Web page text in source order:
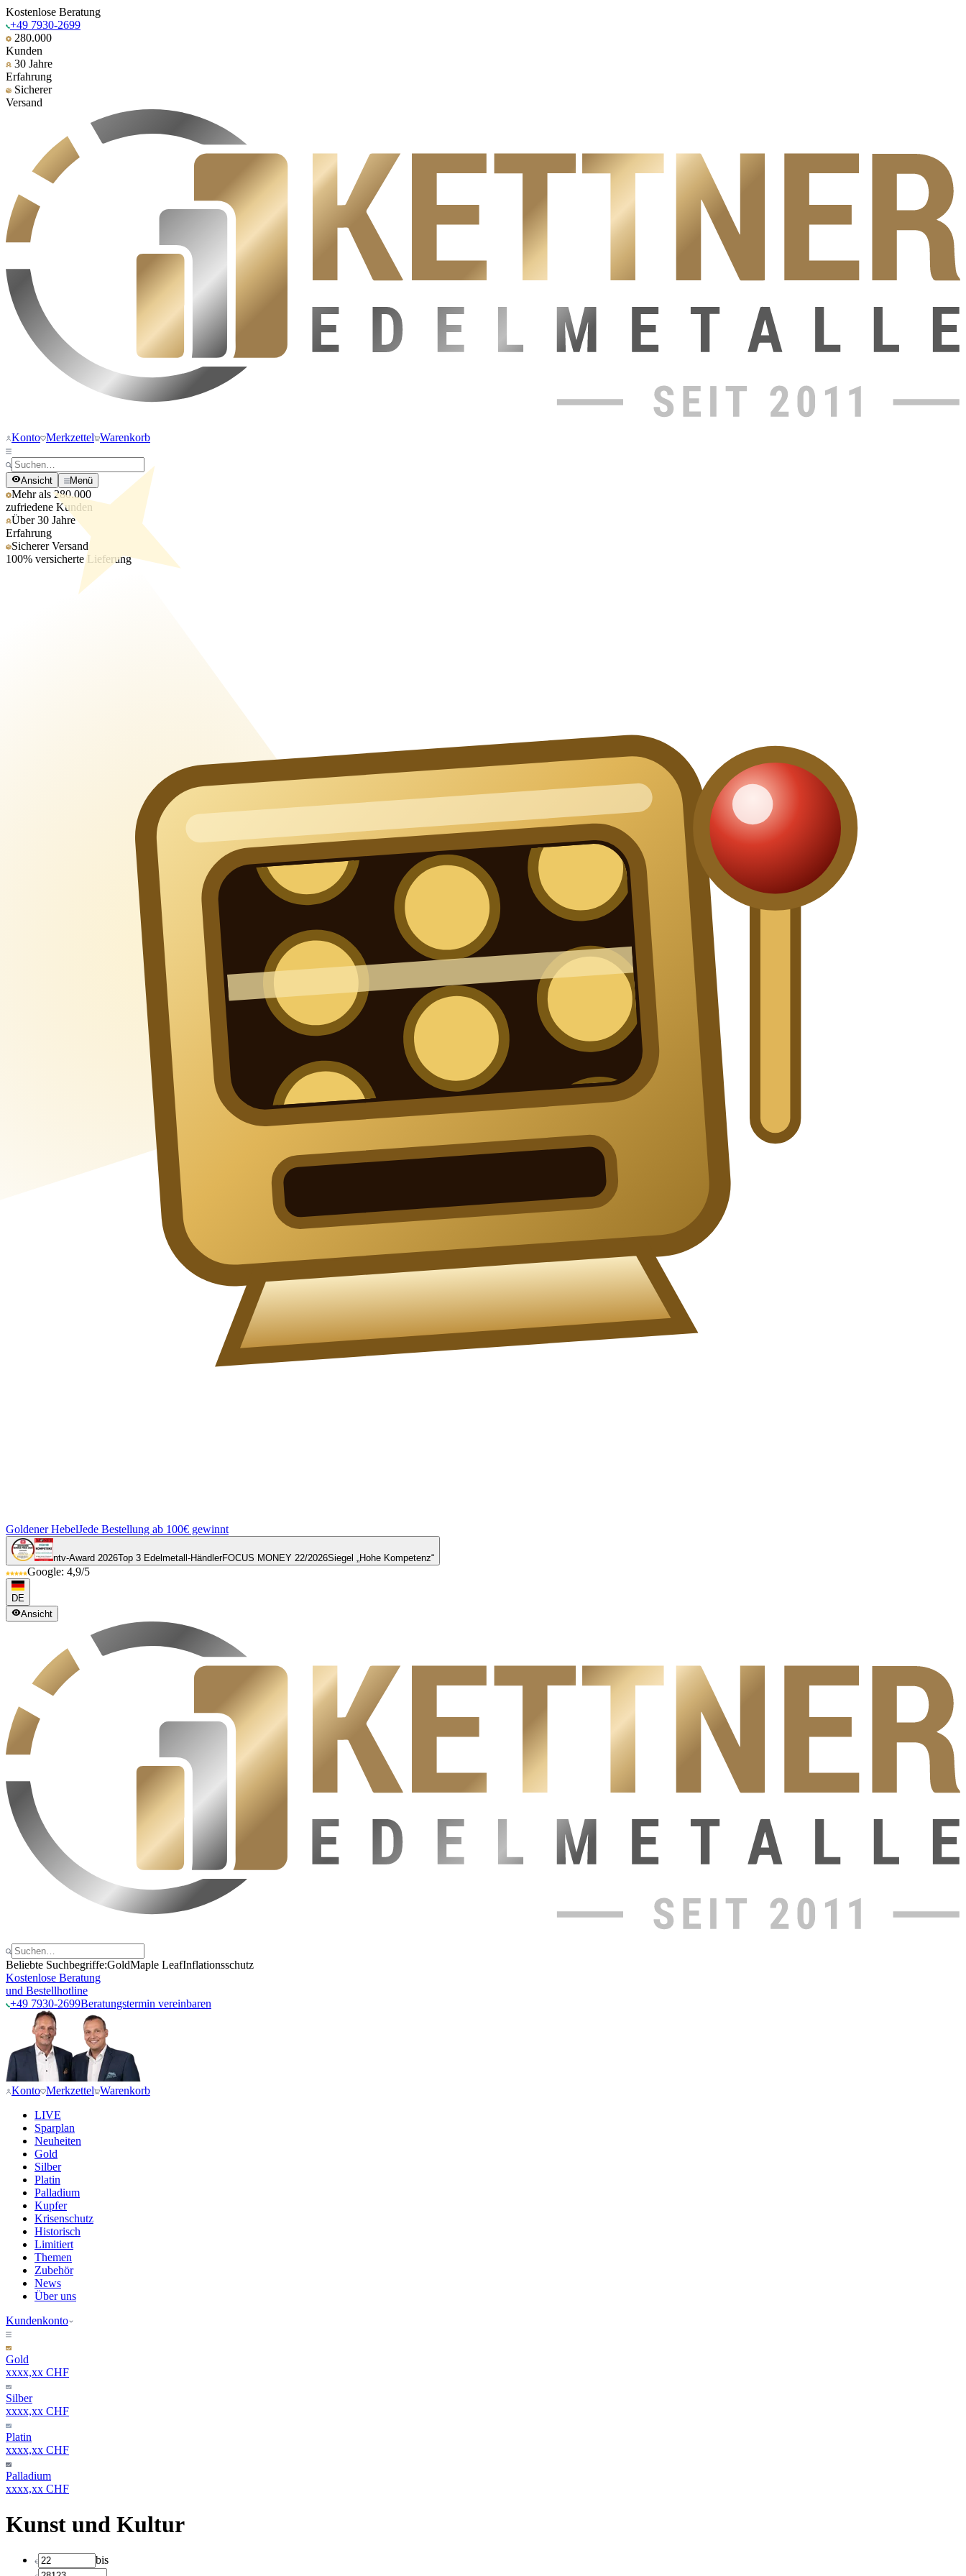
Kostenlose Beratung
+49 7930-2699
280.000
Kunden
30 Jahre
Erfahrung
Sicherer
Versand
Konto Merkzettel Warenkorb
Ansicht Menü
Mehr als 280.000
zufriedene Kunden
Über 30 Jahre
Erfahrung
Sicherer Versand
100% versicherte Lieferung
Goldener HebelJede Bestellung ab 100€ gewinnt
ntv-Award 2026Top 3 Edelmetall-HändlerFOCUS MONEY 22/2026Siegel „Hohe Kompetenz“
Google: 4,9/5
DE
Ansicht
Beliebte Suchbegriffe:GoldMaple LeafInflationsschutz
Kostenlose Beratung
und Bestellhotline
+49 7930-2699Beratungstermin vereinbaren
Konto Merkzettel Warenkorb
LIVE
Sparplan
Neuheiten
Gold
Silber
Platin
Palladium
Kupfer
Krisenschutz
Historisch
Limitiert
Themen
Zubehör
News
Über uns
Kundenkonto
Gold
xxxx,xx CHF
Silber
xxxx,xx CHF
Platin
xxxx,xx CHF
Palladium
xxxx,xx CHF
Kunst und Kultur
bis